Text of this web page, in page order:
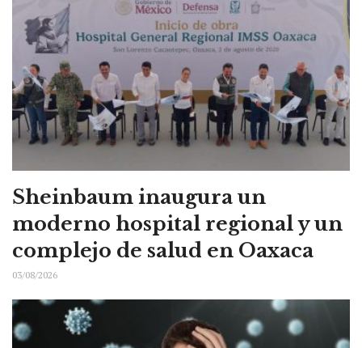
Sheinbaum inaugura un
moderno hospital regional y un
complejo de salud en Oaxaca
03/08/2026